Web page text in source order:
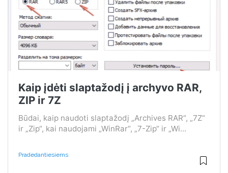
Kaip įdėti slaptažodį į archyvo RAR,
ZIP ir 7Z
Būdai, kaip naudoti slaptažodį „Archives RAR“, „7Z“
ir „Zip“, kai naudojami „WinRar“, „7-Zip“ ir „Wi...
Pradedantiesiems